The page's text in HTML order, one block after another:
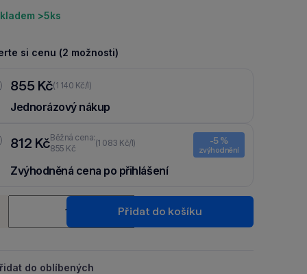
>5ks
si cenu (2 možnosti)
855 Kč(1 140 Kč/l)
Jednorázový nákup
812 KčBěžná cena:
855 Kč
(1 083 Kč/l) -5 %
zvýhodnění
Zvýhodněná cena po přihlášení
+
Přidat do košíku
do oblíbených